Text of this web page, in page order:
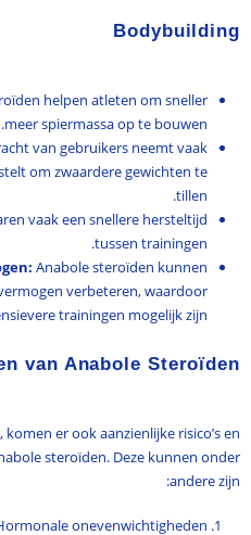
Bodybuilding
helpen atleten om sneller
meer spiermassa op te bouwen.
van gebruikers neemt vaak
om zwaardere gewichten te
tillen.
vaak een snellere hersteltijd
tussen trainingen.
Anabole steroïden kunnen
verbeteren, waardoor
trainingen mogelijk zijn.
van Anabole Steroïden
er ook aanzienlijke risico’s en
steroïden. Deze kunnen onder
andere zijn:
onevenwichtigheden